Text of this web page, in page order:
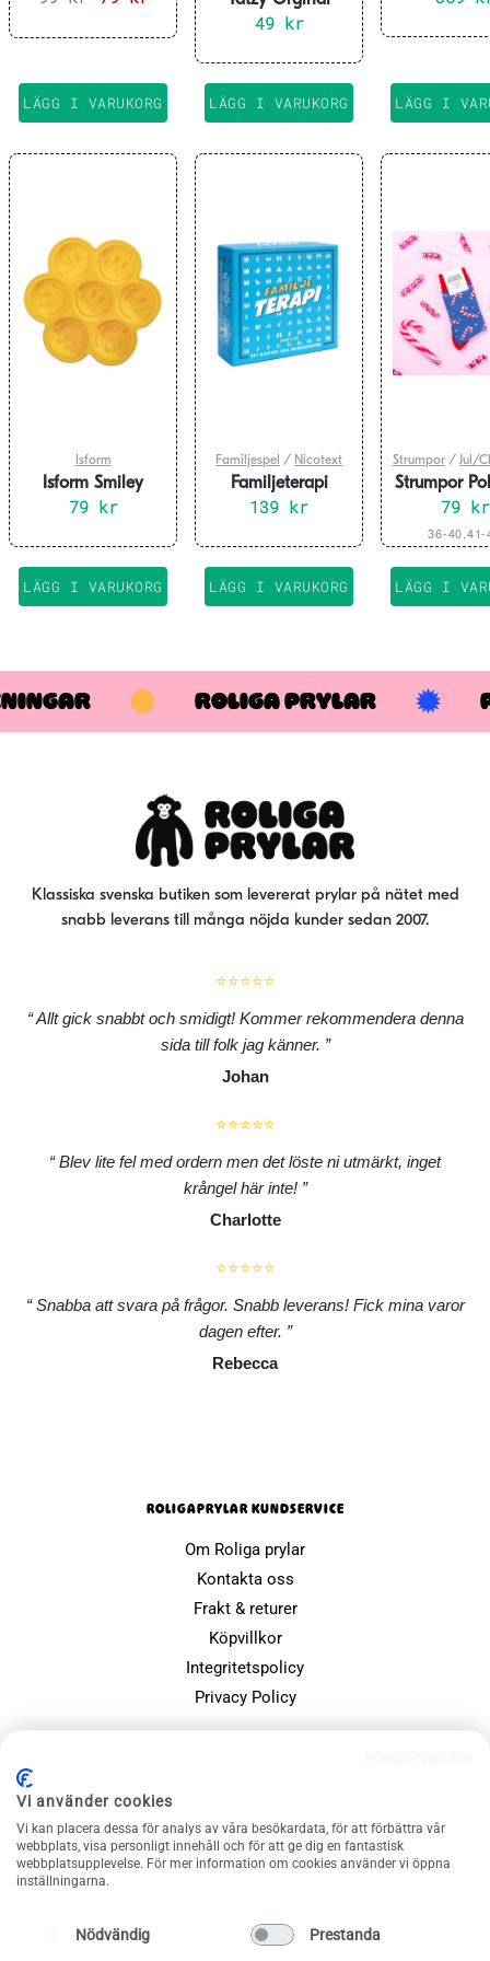
ursprungliga
priset
nuvarande
priset
79 kr.
LÄGG I VARUKORG
49 kr
LÄGG I VARUKORG LÄGG I
Isform
Isform Smiley
79 kr
LÄGG I VARUKORG
Familjespel / Nicotext
Familjeterapi
Middagsspel
139 kr
LÄGG I VARUKORG
Strumpor / Jul/
Strumpor
79 kr
LÄGG I
har
De
36-40,41-
ROLIGA PRYLAR
Klassiska svenska butiken som levererat prylar på nätet med
snabb leverans till många nöjda kunder sedan 2007.
⭐⭐⭐⭐⭐
Allt gick snabbt och smidigt! Kommer rekommendera denna
sida till folk jag känner.
Johan
⭐⭐⭐⭐⭐
Blev lite fel med ordern men det löste ni utmärkt, inget
krångel här inte!
Charlotte
⭐⭐⭐⭐⭐
Snabba att svara på frågor. Snabb leverans! Fick mina varor
dagen efter.
Rebecca
ROLIGAPRYLAR KUNDSERVICE
Om Roliga prylar
Kontakta oss
Frakt & returer
Köpvillkor
Integritetspolicy
Privacy Policy
Julklappsspelet
Merchandise
Vi använder cookies
Vi kan placera dessa för analys av våra besökardata, för att förbättra vår
webbplats, visa personligt innehåll och för att ge dig en fantastisk
webbplatsupplevelse. För mer information om cookies använder vi öppna
inställningarna.
Nödvändig Prestanda